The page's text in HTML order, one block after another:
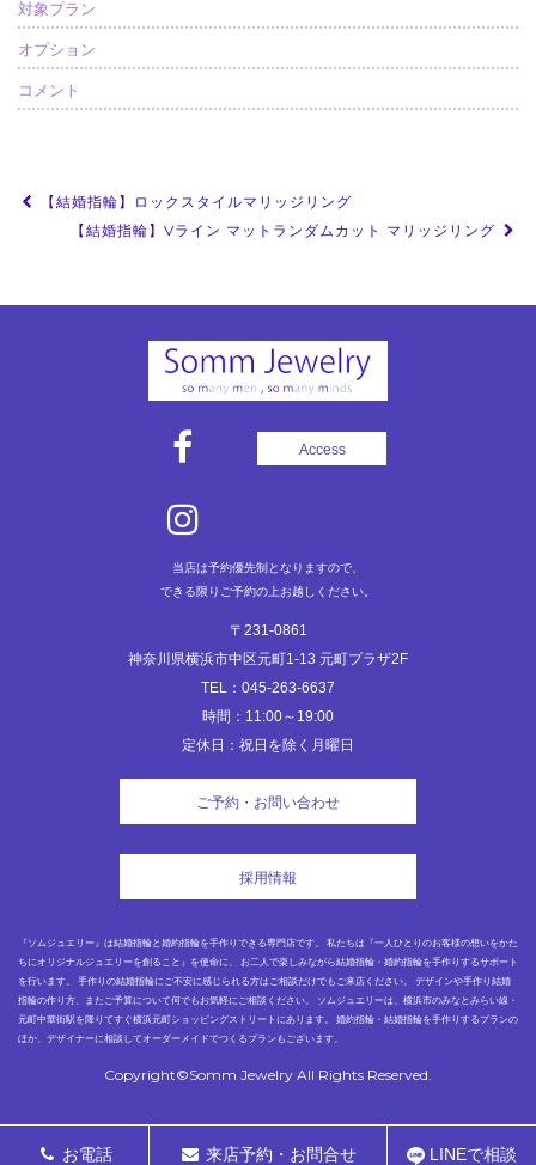
対象プラン
オプション
コメント
投
ビ
【結婚指輪】ロックスタイルマリッジリング
【結婚指輪】Vライン マットランダムカット マリッジリング
Access
当店は予約優先制となりますので、
できる限りご予約の上お越しください。
〒231-0861
神奈川県横浜市中区元町1-13 元町プラザ2F
TEL：045-263-6637
時間：11:00～19:00
定休日：祝日を除く月曜日
ご予約・お問い合わせ
採用情報
『ソムジュエリー』は結婚指輪と婚約指輪を手作りできる専門店です。 私たちは『一人ひとりのお客様の想いをかた
ちにオリジナルジュエリーを創ること』を使命に、 お二人で楽しみながら結婚指輪・婚約指輪を手作りするサポート
を行います。 手作りの結婚指輪にご不安に感じられる方はご相談だけでもご来店ください。 デザインや手作り結婚
指輪の作り方、またご予算について何でもお気軽にご相談ください。 ソムジュエリーは、横浜市のみなとみらい線・
元町中華街駅を降りてすぐ横浜元町ショッピングストリートにあります。 婚約指輪・結婚指輪を手作りするプランの
ほか、デザイナーに相談してオーダーメイドでつくるプランもございます。
Copyright©Somm Jewelry All Rights Reserved.
お電話 来店予約・お問合せ LINEで相談